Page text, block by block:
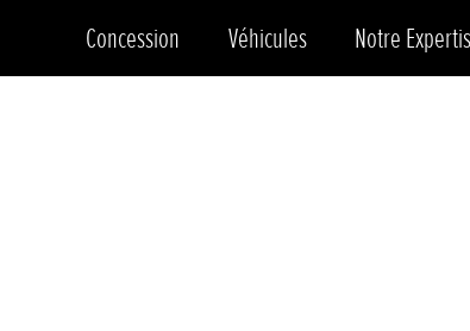
Concession Véhicules Notre